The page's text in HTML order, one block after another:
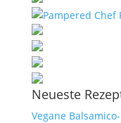
Neueste
Vegane